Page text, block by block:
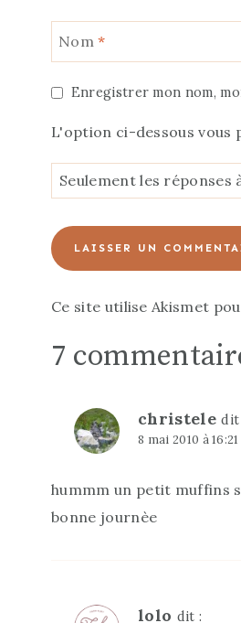
Nom*
Enregistrer mon nom,
L'option ci-dessous vous
Ce site utilise Akismet
7
christele dit
8 mai 2010 à 16:21
hummm un petit muffins
bonne journèe
lolo dit :